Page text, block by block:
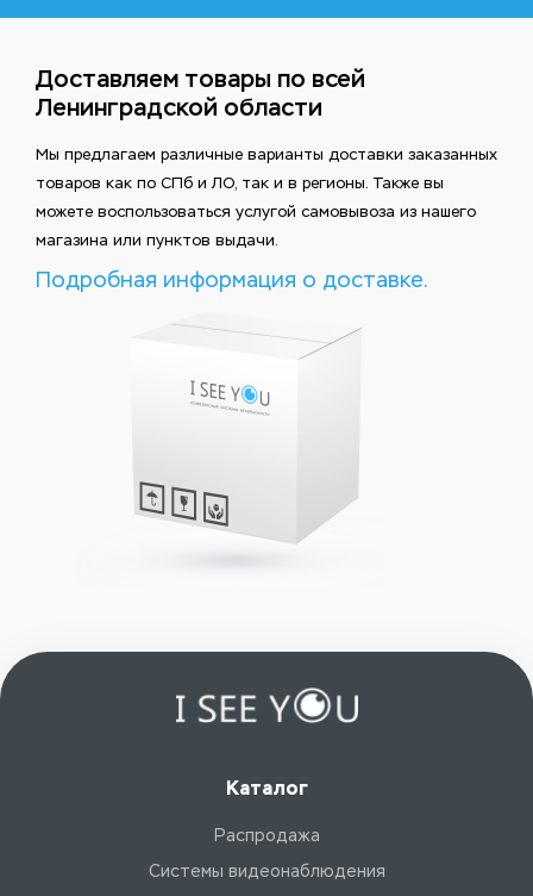
Доставляем товары по всей
Ленинградской области
Мы предлагаем различные варианты доставки заказанных
товаров как по СПб и ЛО, так и в регионы. Также вы
можете воспользоваться услугой самовывоза из нашего
магазина или пунктов выдачи.
Подробная информация о доставке.
Каталог
Распродажа
Системы видеонаблюдения